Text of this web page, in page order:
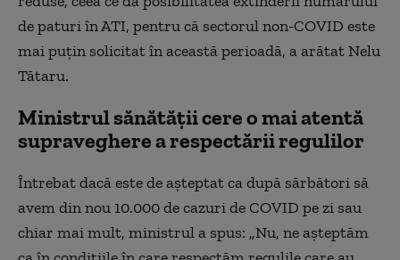
de paturi în ATI, pentru că sectorul non-COVID este
mai puțin solicitat în această perioadă, a arătat Nelu
Tătaru.
Ministrul sănătății cere o mai atentă
supraveghere a respectării regulilor
Întrebat dacă este de așteptat ca după sărbători să
avem din nou 10.000 de cazuri de COVID pe zi sau
chiar mai mult, ministrul a spus: „Nu, ne așteptăm